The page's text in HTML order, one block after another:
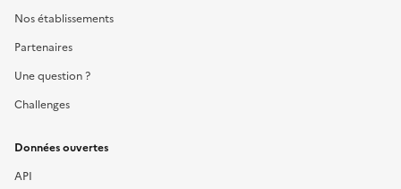
Nos établissements
Partenaires
Une question ?
Challenges
Données ouvertes
API